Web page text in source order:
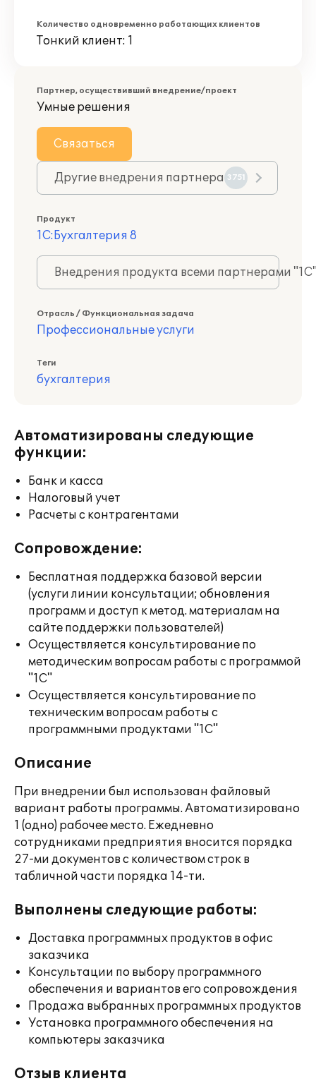
Количество одновременно работающих клиентов
Тонкий клиент: 1
Партнер, осуществивший внедрение/проект
Умные решения
Связаться
Другие внедрения партнера 3751
Продукт
1С:Бухгалтерия 8
Внедрения продукта всеми партнерами
Отрасль / Функциональная задача
Профессиональные услуги
Теги
бухгалтерия
Автоматизированы следующие
функции:
Банк и касса
Налоговый учет
Расчеты с контрагентами
Сопровождение:
Бесплатная поддержка базовой версии
(услуги линии консультации; обновления
программ и доступ к метод. материалам на
сайте поддержки пользователей)
Осуществляется консультирование по
методическим вопросам работы с программой
"1С"
Осуществляется консультирование по
техническим вопросам работы с
программными продуктами "1С"
Описание
При внедрении был использован файловый
вариант работы программы. Автоматизировано
1 (одно) рабочее место. Ежедневно
сотрудниками предприятия вносится порядка
27-ми документов с количеством строк в
табличной части порядка 14-ти.
Выполнены следующие работы:
Доставка программных продуктов в офис
заказчика
Консультации по выбору программного
обеспечения и вариантов его сопровождения
Продажа выбранных программных продуктов
Установка программного обеспечения на
компьютеры заказчика
Отзыв клиента